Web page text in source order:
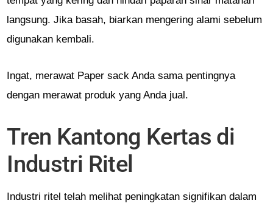
langsung. Jika basah, biarkan mengering alami sebelum
digunakan kembali.
Ingat, merawat Paper sack Anda sama pentingnya
dengan merawat produk yang Anda jual.
Tren Kantong Kertas di
Industri Ritel
Industri ritel telah melihat peningkatan signifikan dalam